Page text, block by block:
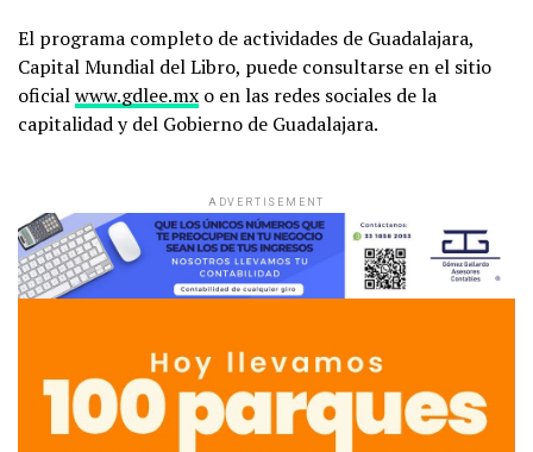
El programa completo de actividades de Guadalajara,
Capital Mundial del Libro, puede consultarse en el sitio
oficialwww.gdlee.mx o en las redes sociales de la
capitalidad y del Gobierno de Guadalajara.
ADVERTISEMENT